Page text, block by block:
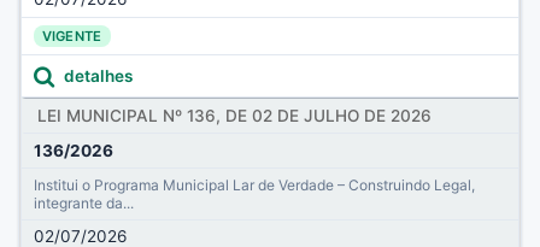
VIGENTE
detalhes
LEI MUNICIPAL Nº 136, DE 02 DE JULHO DE 2026
136/2026
Institui o Programa Municipal Lar de Verdade – Construindo Legal,
integrante da...
02/07/2026